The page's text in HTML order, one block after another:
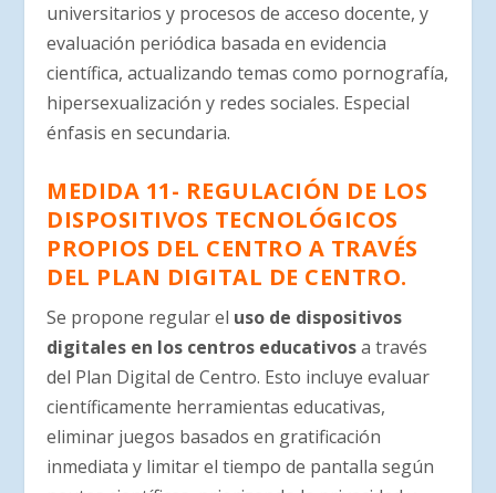
universitarios y procesos de acceso docente, y
evaluación periódica basada en evidencia
científica, actualizando temas como pornografía,
hipersexualización y redes sociales. Especial
énfasis en secundaria.
MEDIDA 11- REGULACIÓN DE LOS
DISPOSITIVOS TECNOLÓGICOS
PROPIOS DEL CENTRO A TRAVÉS
DEL PLAN DIGITAL DE CENTRO.
Se propone regular el uso de dispositivos
digitales en los centros educativosa través
del Plan Digital de Centro. Esto incluye evaluar
científicamente herramientas educativas,
eliminar juegos basados en gratificación
inmediata y limitar el tiempo de pantalla según